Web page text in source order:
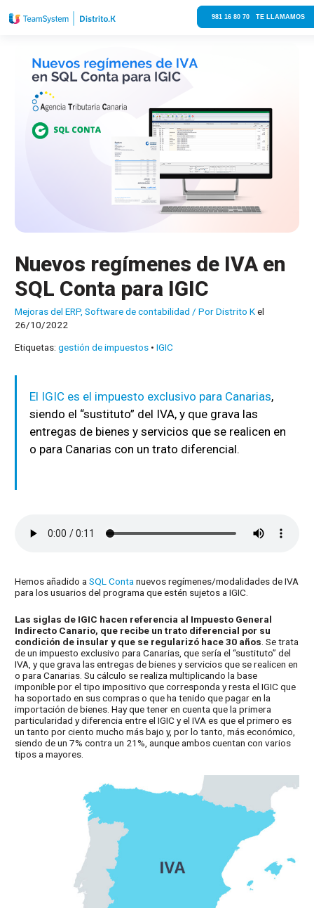
981 16 80 70 TE LLAMAMOS
Nuevos regímenes de IVA en
SQL Conta para IGIC
Mejoras del ERP,Software de contabilidad / PorDistrito Kel
26/10/2022
Etiquetas:gestión de impuestos •IGIC
El IGIC es el impuesto exclusivo para Canarias,
siendo el “sustituto” del IVA, y que grava las
entregas de bienes y servicios que se realicen en
o para Canarias con un trato diferencial.
Hemos añadido aSQL Conta nuevos regímenes/modalidades de IVA
para los usuarios del programa que estén sujetos a IGIC.
Las siglas de IGIC hacen referencia al Impuesto General
Indirecto Canario, que recibe un trato diferencial por su
condición de insular y que se regularizó hace 30 años . Se trata
de un impuesto exclusivo para Canarias, que sería el “sustituto” del
IVA, y que grava las entregas de bienes y servicios que se realicen en
o para Canarias. Su cálculo se realiza multiplicando la base
imponible por el tipo impositivo que corresponda y resta el IGIC que
ha soportado en sus compras o que ha tenido que pagar en la
importación de bienes. Hay que tener en cuenta que la primera
particularidad y diferencia entre el IGIC y el IVA es que el primero es
un tanto por ciento mucho más bajo y, por lo tanto, más económico,
siendo de un 7% contra un 21%, aunque ambos cuentan con varios
tipos a mayores.